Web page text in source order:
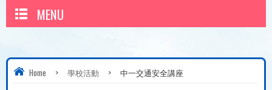
MENU
Home > 學校活動 > 中一交通安全講座